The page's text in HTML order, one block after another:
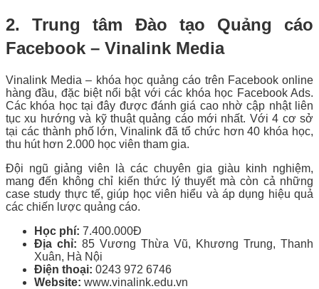
2. Trung tâm Đào tạo Quảng cáo
Facebook – Vinalink Media
Vinalink Media – khóa học quảng cáo trên Facebook online
hàng đầu, đặc biệt nổi bật với các khóa học Facebook Ads.
Các khóa học tại đây được đánh giá cao nhờ cập nhật liên
tục xu hướng và kỹ thuật quảng cáo mới nhất. Với 4 cơ sở
tại các thành phố lớn, Vinalink đã tổ chức hơn 40 khóa học,
thu hút hơn 2.000 học viên tham gia.
Đội ngũ giảng viên là các chuyên gia giàu kinh nghiệm,
mang đến không chỉ kiến thức lý thuyết mà còn cả những
case study thực tế, giúp học viên hiểu và áp dụng hiệu quả
các chiến lược quảng cáo.
Học phí: 7.400.000Đ
Địa chỉ: 85 Vương Thừa Vũ, Khương Trung, Thanh
Xuân, Hà Nội
Điện thoại: 0243 972 6746
Website: www.vinalink.edu.vn